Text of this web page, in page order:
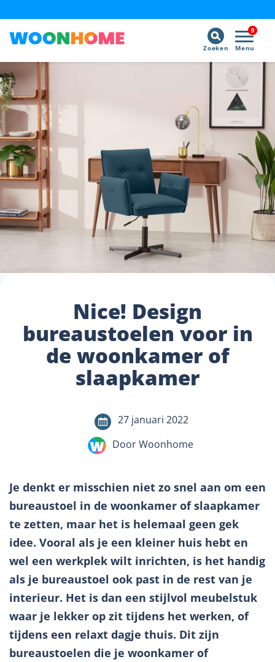
9
Menu
Zoeken
Nice! Design
bureaustoelen voor in
de woonkamer of
slaapkamer
27 januari 2022
Door Woonhome
Je denkt er misschien niet zo snel aan om een
bureaustoel in de woonkamer of slaapkamer
te zetten, maar het is helemaal geen gek
idee. Vooral als je een kleiner huis hebt en
wel een werkplek wilt inrichten, is het handig
als je bureaustoel ook past in de rest van je
interieur. Het is dan een stijlvol meubelstuk
waar je lekker op zit tijdens het werken, of
tijdens een relaxt dagje thuis. Dit zijn
bureaustoelen die je woonkamer of